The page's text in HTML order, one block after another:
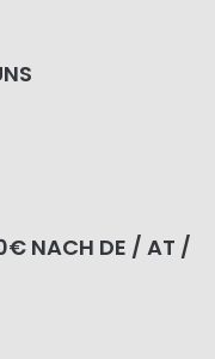
NACH DE / AT /